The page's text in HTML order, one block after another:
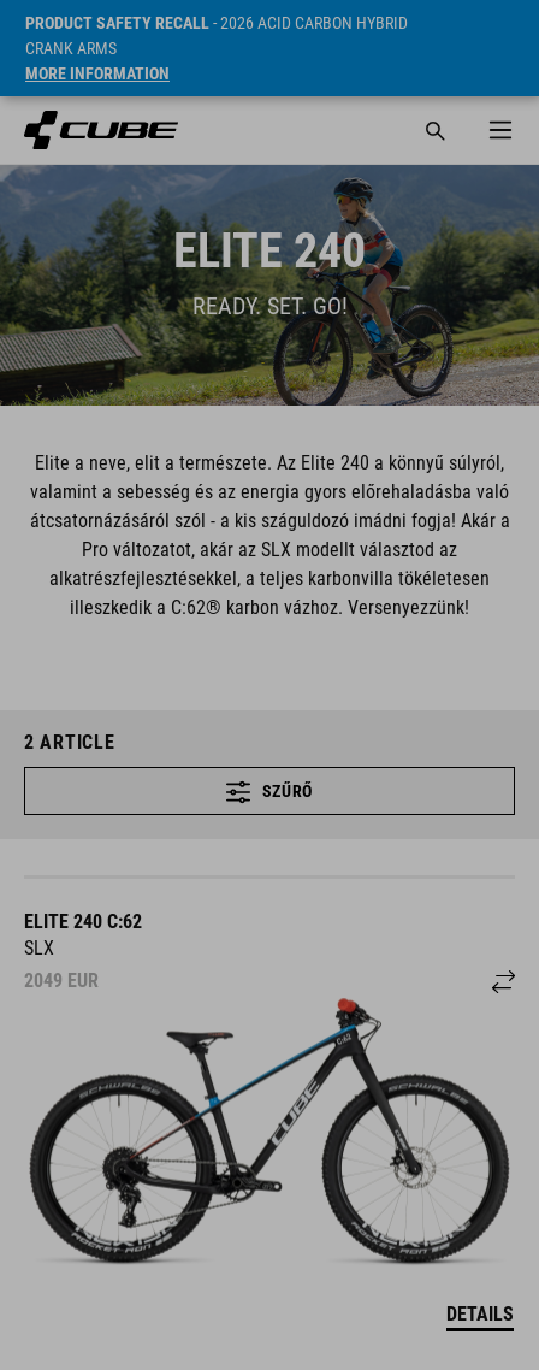
PRODUCT SAFETY RECALL- 2026 ACID CARBON HYBRID
CRANK ARMS
MORE INFORMATION
ELITE 240
READY. SET. GO!
Elite a neve, elit a természete. Az Elite 240 a könnyű súlyról,
valamint a sebesség és az energia gyors előrehaladásba való
átcsatornázásáról szól - a kis száguldozó imádni fogja! Akár a
Pro változatot, akár az SLX modellt választod az
alkatrészfejlesztésekkel, a teljes karbonvilla tökéletesen
illeszkedik a C:62® karbon vázhoz. Versenyezzünk!
2 ARTICLE
SZŰRŐ
ELITE 240 C:62
SLX
2049 EUR
DETAILS